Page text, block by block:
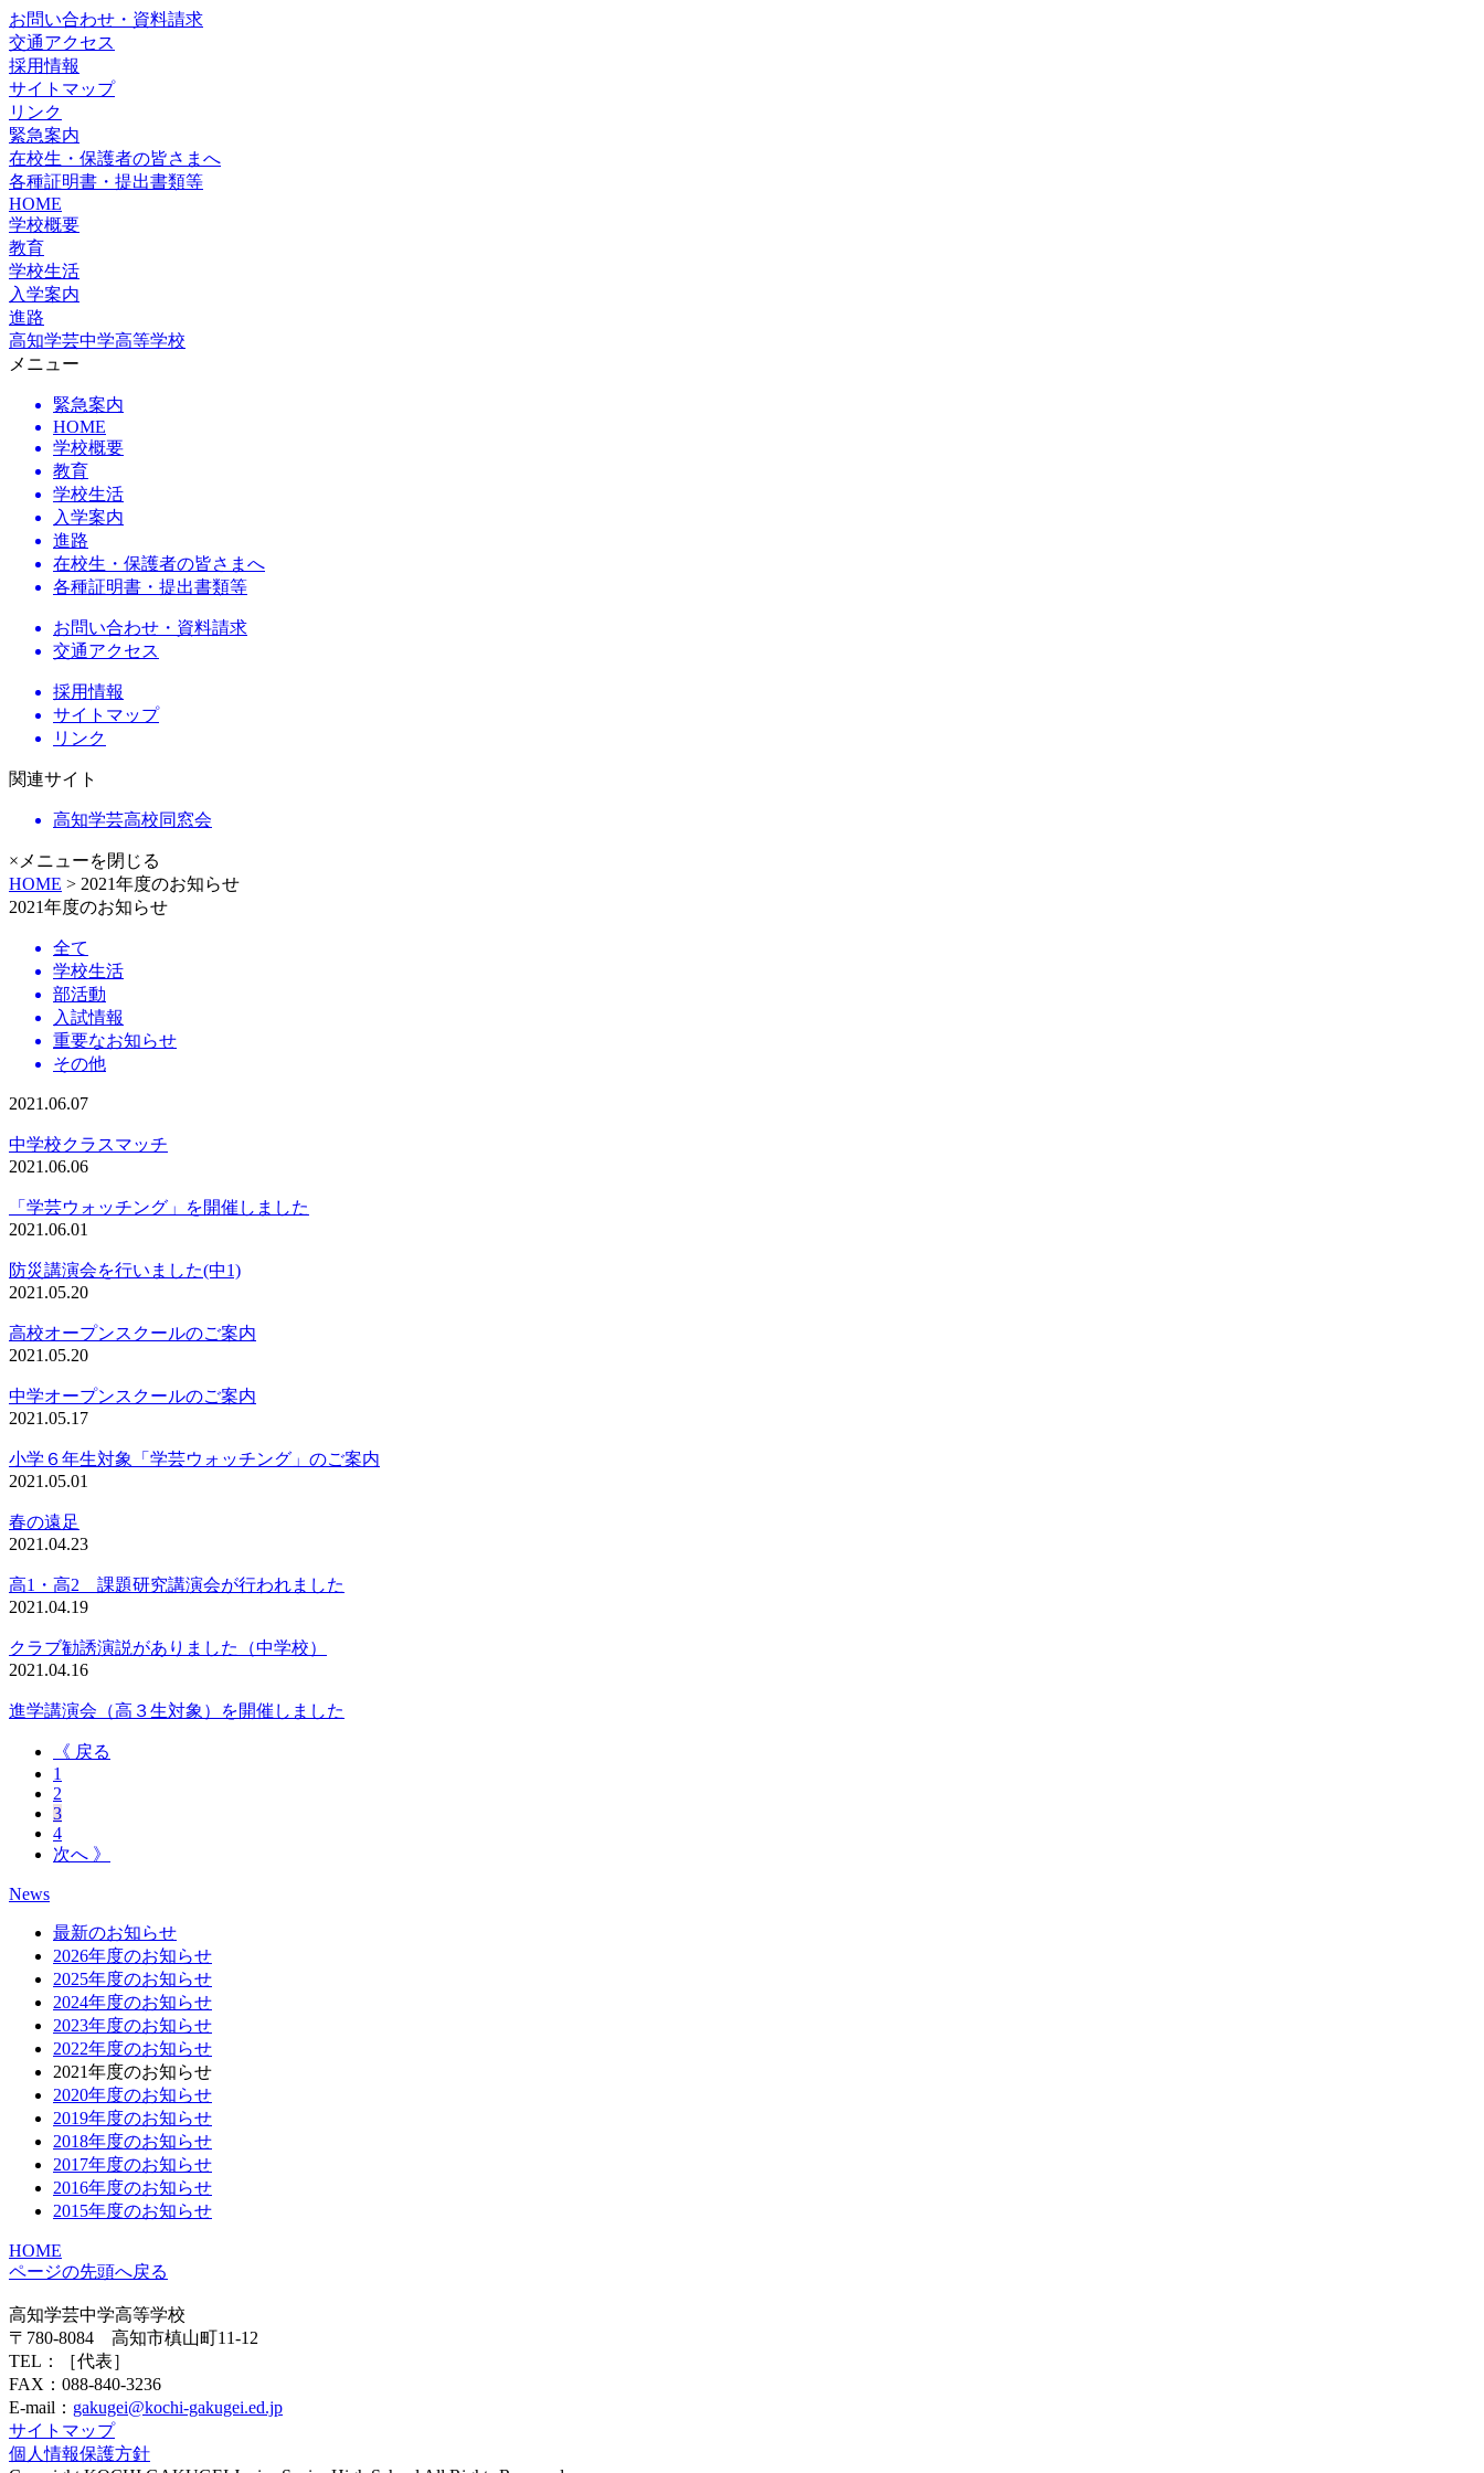
お問い合わせ・資料請求
交通アクセス
採用情報
サイトマップ
リンク
緊急案内
在校生・保護者の皆さまへ
各種証明書・提出書類等
HOME
学校概要
教育
学校生活
入学案内
進路
高知学芸中学高等学校
メニュー
緊急案内
HOME
学校概要
教育
学校生活
入学案内
進路
在校生・保護者の皆さまへ
各種証明書・提出書類等
お問い合わせ・資料請求
交通アクセス
採用情報
サイトマップ
リンク
関連サイト
高知学芸高校同窓会
×メニューを閉じる
HOME > 2021年度のお知らせ
2021年度のお知らせ
全て
学校生活
部活動
入試情報
重要なお知らせ
その他
2021.06.07
中学校クラスマッチ
2021.06.06
「学芸ウォッチング」を開催しました
2021.06.01
防災講演会を行いました(中1)
2021.05.20
高校オープンスクールのご案内
2021.05.20
中学オープンスクールのご案内
2021.05.17
小学６年生対象「学芸ウォッチング」のご案内
2021.05.01
春の遠足
2021.04.23
高1・高2 課題研究講演会が行われました
2021.04.19
クラブ勧誘演説がありました（中学校）
2021.04.16
進学講演会（高３生対象）を開催しました
《 戻る
1
2
3
4
次へ 》
News
最新のお知らせ
2026年度のお知らせ
2025年度のお知らせ
2024年度のお知らせ
2023年度のお知らせ
2022年度のお知らせ
2021年度のお知らせ
2020年度のお知らせ
2019年度のお知らせ
2018年度のお知らせ
2017年度のお知らせ
2016年度のお知らせ
2015年度のお知らせ
HOME
ページの先頭へ戻る
高知学芸中学高等学校
〒780-8084 高知市槙山町11-12
TEL：
［代表］
FAX：088-840-3236
E-mail： gakugei@kochi-gakugei.ed.jp
サイトマップ
個人情報保護方針